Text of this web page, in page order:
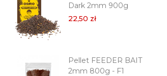
Dark 2mm 900g
22,50 zł
Pellet FEEDER BAIT
2mm 800g - F1